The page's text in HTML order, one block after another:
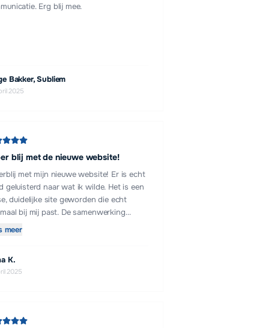
Erg blij mee.
Bakker, Subliem
2025
blij met de nieuwe website!
met mijn nieuwe website! Er is echt
geluisterd naar wat ik wilde. Het is een
duidelijke site geworden die echt
bij mij past. De samenwerking
relaxed en vlot, geen gedoe, gewoon
bent naar iemand die weet wat-ie
én prettig samenwerkt.
meer
K.
2025